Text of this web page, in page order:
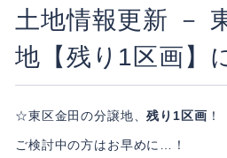
土地情報更新 －
地【残り1区画】
☆東区金田の分譲地、残り1区画 ！
ご検討中の方はお早めに…！